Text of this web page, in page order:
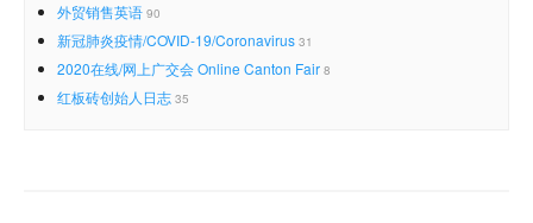
外贸销售英语 90
新冠肺炎疫情/COVID-19/Coronavirus 31
2020在线/网上广交会 Online Canton Fair 8
红板砖创始人日志 35